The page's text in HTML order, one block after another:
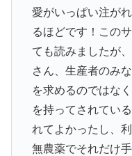
愛がいっぱい注が
るほどです！この
ても読みましたが
さん、生産者のみ
を求めるのではな
を持ってされてい
れてよかったし、
無農薬でそれだけ